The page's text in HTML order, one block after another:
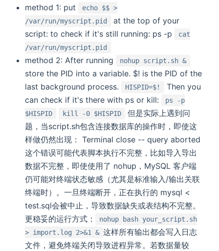
method 1: put
echo $$ >
/var/run/myscript.pid
at the top of your
script: to check if it's still running: ps -p
cat
/var/run/myscript.pid
method 2: After running nohup script.sh &
store the PID into a variable. $! is the PID of the
last background process.
HISPID=$!
Then you
can check if it's there with ps or kill:
ps -p
$HISPID
kill -0 $HISPID
但是实际上遇到问
题，当script.sh包含连接数据库的操作时，即使这
样做仍然出现： Terminal close -- query aborted
这个错误可能代表脚本执行不完整，比如导入导出
数据不完整，即使使用了 nohup，MySQL 客户端
仍可能对终端状态敏感（尤其是标准输入/输出关联
终端时）。一旦终端断开，正在执行的 mysql <
test.sql会被中止，导致数据缺失或表结构不完整。
更稳妥的运行方式：
nohup bash your_script.sh
> import.log 2>&1 & 这样所有输出都会写入日志
文件，避免终端关闭导致进程异常。若数据量较